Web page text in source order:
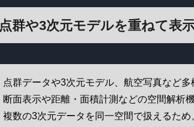
点群や3次元モデルを重ねて表
点群データや3次元モデル、航空写真など
断面表示や距離・面積計測などの空間解析
複数の3次元データを同一空間で扱えるた